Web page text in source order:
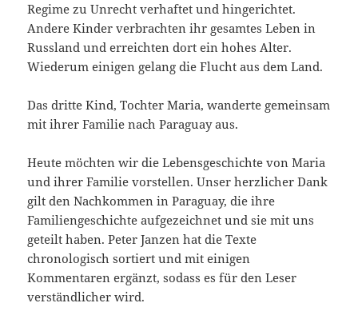
Regime zu Unrecht verhaftet und hingerichtet.
Andere Kinder verbrachten ihr gesamtes Leben in
Russland und erreichten dort ein hohes Alter.
Wiederum einigen gelang die Flucht aus dem Land.
Das dritte Kind, Tochter Maria, wanderte gemeinsam
mit ihrer Familie nach Paraguay aus.
Heute möchten wir die Lebensgeschichte von Maria
und ihrer Familie vorstellen. Unser herzlicher Dank
gilt den Nachkommen in Paraguay, die ihre
Familiengeschichte aufgezeichnet und sie mit uns
geteilt haben. Peter Janzen hat die Texte
chronologisch sortiert und mit einigen
Kommentaren ergänzt, sodass es für den Leser
verständlicher wird.